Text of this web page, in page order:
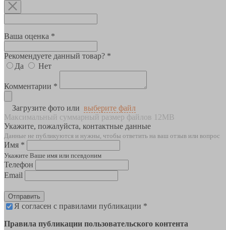
Ваша оценка *
Рекомендуете данный товар? *
Да
Нет
Комментарии *
Загрузите фото или выберите файл
Максимальный суммарный размер файлов 12MB
Укажите, пожалуйста, контактные данные
Данные не публикуются и нужны, чтобы ответить на ваш отзыв или вопрос
Имя *
Укажите Ваше имя или псевдоним
Телефон
Email
Отправить
Я согласен с правилами публикации *
Правила публикации пользовательского контента